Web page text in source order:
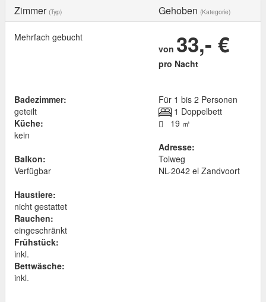
Zimmer (Typ) Gehoben (Kategorie)
Mehrfach gebucht
von 33,- €
pro Nacht
Badezimmer:
geteilt
Küche:
kein
Balkon:
Verfügbar
Haustiere:
nicht gestattet
Rauchen:
eingeschränkt
Frühstück:
inkl.
Bettwäsche:
inkl.
Für 1 bis 2 Personen
1 Doppelbett
19 ㎡
Adresse:
Tolweg
NL-2042 el Zandvoort